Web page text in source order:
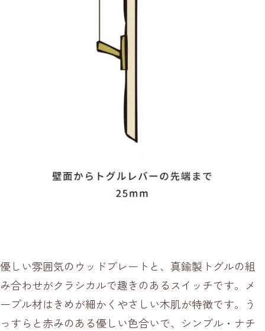
優しい雰囲気のウッドプレートと、真鍮製トグルの組
み合わせがクラシカルで趣きのあるスイッチです。メ
ープル材はきめが細かくやさしい木肌が特徴です。う
っすらと赤みのある優しい色合いで、シンプル・ナチ